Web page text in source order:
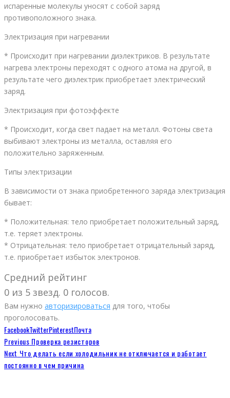
испаренные молекулы уносят с собой заряд
противоположного знака.
Электризация при нагревании
* Происходит при нагревании диэлектриков. В результате
нагрева электроны переходят с одного атома на другой, в
результате чего диэлектрик приобретает электрический
заряд.
Электризация при фотоэффекте
* Происходит, когда свет падает на металл. Фотоны света
выбивают электроны из металла, оставляя его
положительно заряженным.
Типы электризации
В зависимости от знака приобретенного заряда электризация
бывает:
* Положительная: тело приобретает положительный заряд,
т.е. теряет электроны.
* Отрицательная: тело приобретает отрицательный заряд,
т.е. приобретает избыток электронов.
Средний рейтинг
0 из 5 звезд. 0 голосов.
Вам нужно авторизироваться для того, чтобы
проголосовать.
FacebookTwitterPinterestПочта
Previous Проверка резисторов
Next Что делать если холодильник не отключается и работает
постоянно в чем причина